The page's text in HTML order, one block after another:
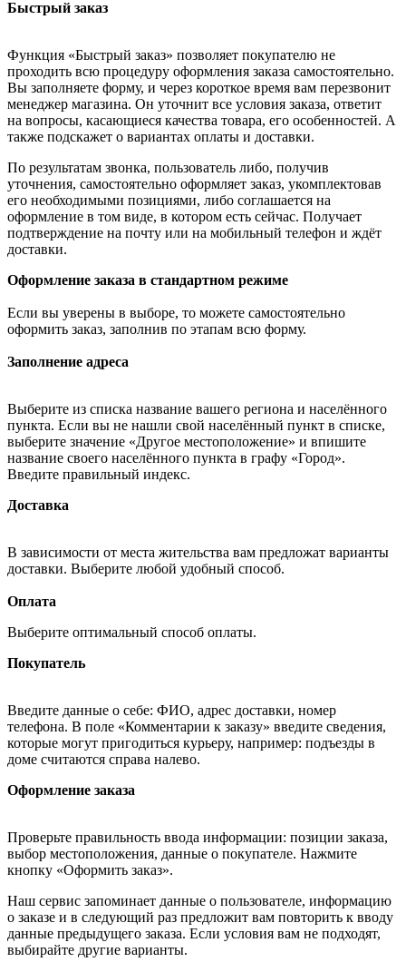
Быстрый заказ
Функция «Быстрый заказ» позволяет покупателю не
проходить всю процедуру оформления заказа самостоятельно.
Вы заполняете форму, и через короткое время вам перезвонит
менеджер магазина. Он уточнит все условия заказа, ответит
на вопросы, касающиеся качества товара, его особенностей. А
также подскажет о вариантах оплаты и доставки.
По результатам звонка, пользователь либо, получив
уточнения, самостоятельно оформляет заказ, укомплектовав
его необходимыми позициями, либо соглашается на
оформление в том виде, в котором есть сейчас. Получает
подтверждение на почту или на мобильный телефон и ждёт
доставки.
Оформление заказа в стандартном режиме
Если вы уверены в выборе, то можете самостоятельно
оформить заказ, заполнив по этапам всю форму.
Заполнение адреса
Выберите из списка название вашего региона и населённого
пункта. Если вы не нашли свой населённый пункт в списке,
выберите значение «Другое местоположение» и впишите
название своего населённого пункта в графу «Город».
Введите правильный индекс.
Доставка
В зависимости от места жительства вам предложат варианты
доставки. Выберите любой удобный способ.
Оплата
Выберите оптимальный способ оплаты.
Покупатель
Введите данные о себе: ФИО, адрес доставки, номер
телефона. В поле «Комментарии к заказу» введите сведения,
которые могут пригодиться курьеру, например: подъезды в
доме считаются справа налево.
Оформление заказа
Проверьте правильность ввода информации: позиции заказа,
выбор местоположения, данные о покупателе. Нажмите
кнопку «Оформить заказ».
Наш сервис запоминает данные о пользователе, информацию
о заказе и в следующий раз предложит вам повторить к вводу
данные предыдущего заказа. Если условия вам не подходят,
выбирайте другие варианты.